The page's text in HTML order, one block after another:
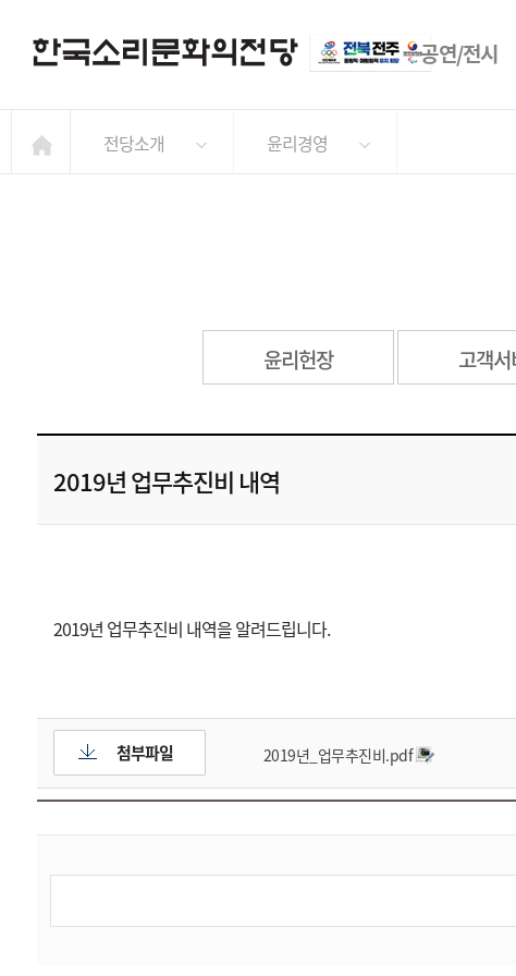
공연/전시
전당소개 윤리경영
윤리헌장 고객
2019년 업무추진비 내역
2019년 업무추진비 내역을 알려드립니다.
첨부파일 2019년_업무추진비.pdf